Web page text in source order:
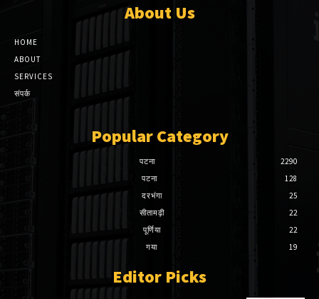
About Us
HOME
ABOUT
SERVICES
संपर्क
Popular Category
पटना
2290
पटना
128
दरभंगा
25
सीतामढ़ी
22
पूर्णिया
22
गया
19
Editor Picks